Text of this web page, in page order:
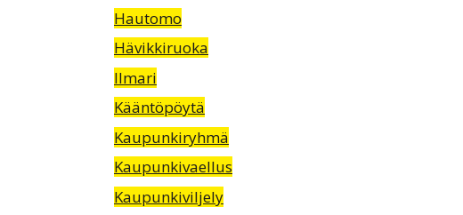
Hautomo
Hävikkiruoka
Ilmari
Kääntöpöytä
Kaupunkiryhmä
Kaupunkivaellus
Kaupunkiviljely